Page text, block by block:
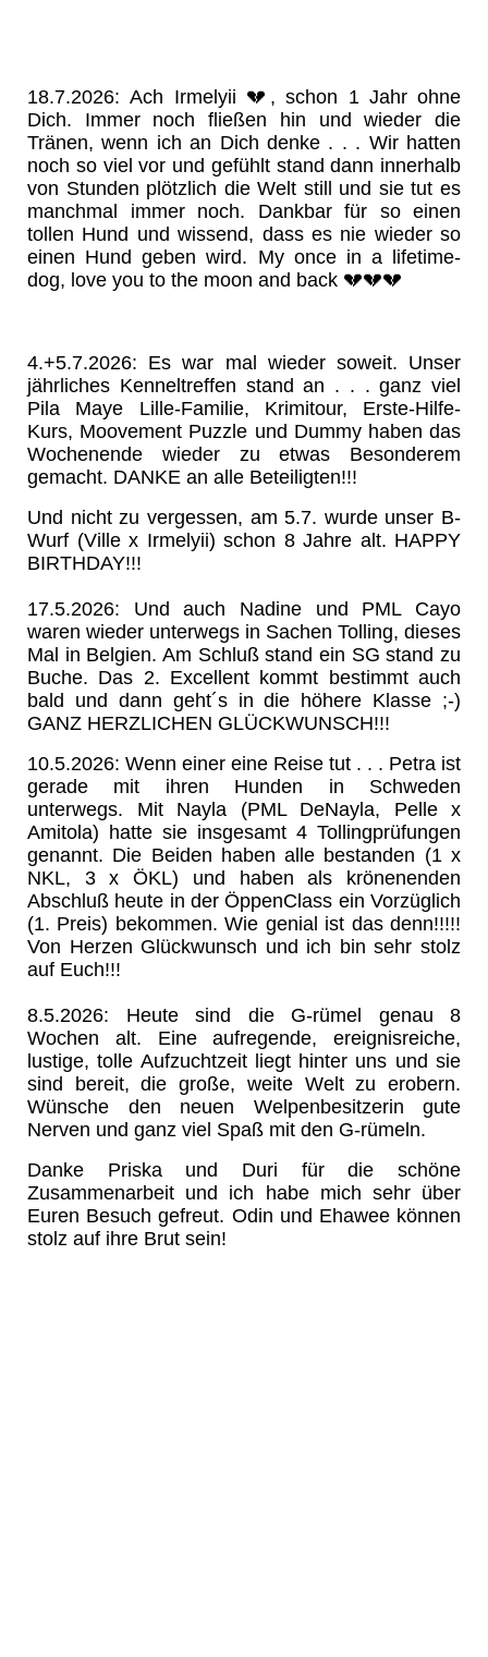
18.7.2026: Ach Irmelyii 💔, schon 1 Jahr ohne
Dich. Immer noch fließen hin und wieder die
Tränen, wenn ich an Dich denke . . . Wir hatten
noch so viel vor und gefühlt stand dann innerhalb
von Stunden plötzlich die Welt still und sie tut es
manchmal immer noch. Dankbar für so einen
tollen Hund und wissend, dass es nie wieder so
einen Hund geben wird. My once in a lifetime-
dog, love you to the moon and back 💔💔💔
4.+5.7.2026: Es war mal wieder soweit. Unser
jährliches Kenneltreffen stand an . . . ganz viel
Pila Maye Lille-Familie, Krimitour, Erste-Hilfe-
Kurs, Moovement Puzzle und Dummy haben das
Wochenende wieder zu etwas Besonderem
gemacht. DANKE an alle Beteiligten!!!
Und nicht zu vergessen, am 5.7. wurde unser B-
Wurf (Ville x Irmelyii) schon 8 Jahre alt. HAPPY
BIRTHDAY!!!
17.5.2026: Und auch Nadine und PML Cayo
waren wieder unterwegs in Sachen Tolling, dieses
Mal in Belgien. Am Schluß stand ein SG stand zu
Buche. Das 2. Excellent kommt bestimmt auch
bald und dann geht´s in die höhere Klasse ;-)
GANZ HERZLICHEN GLÜCKWUNSCH!!!
10.5.2026: Wenn einer eine Reise tut . . . Petra ist
gerade mit ihren Hunden in Schweden
unterwegs. Mit Nayla (PML DeNayla, Pelle x
Amitola) hatte sie insgesamt 4 Tollingprüfungen
genannt. Die Beiden haben alle bestanden (1 x
NKL, 3 x ÖKL) und haben als krönenenden
Abschluß heute in der ÖppenClass ein Vorzüglich
(1. Preis) bekommen. Wie genial ist das denn!!!!!
Von Herzen Glückwunsch und ich bin sehr stolz
auf Euch!!!
8.5.2026: Heute sind die G-rümel genau 8
Wochen alt. Eine aufregende, ereignisreiche,
lustige, tolle Aufzuchtzeit liegt hinter uns und sie
sind bereit, die große, weite Welt zu erobern.
Wünsche den neuen Welpenbesitzerin gute
Nerven und ganz viel Spaß mit den G-rümeln.
Danke Priska und Duri für die schöne
Zusammenarbeit und ich habe mich sehr über
Euren Besuch gefreut. Odin und Ehawee können
stolz auf ihre Brut sein!